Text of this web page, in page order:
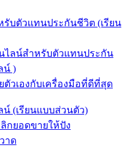
บตัวแทนประกันชีวิต (เรียน
ไลน์สำหรับตัวแทนประกัน
น์ )
ตัวเองกับเครื่องมือที่ดีที่สุด
(เรียนแบบส่วนตัว)
กยอดขายให้ปัง
าด